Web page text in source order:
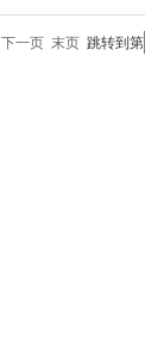
下一页 末页 跳转到第